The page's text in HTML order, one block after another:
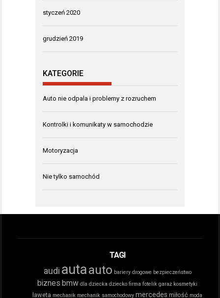
styczeń 2020
grudzień 2019
KATEGORIE
Auto nie odpala i problemy z rozruchem
Kontrolki i komunikaty w samochodzie
Motoryzacja
Nie tylko samochód
TAGI
audi autaauto bariery drogowe bezpieczeństwo
biznes bmw dla dziecka dziecko firma fotelik garaż kosmetyki
laweta mechanik mechanik samochodowy mercedes miłość moda